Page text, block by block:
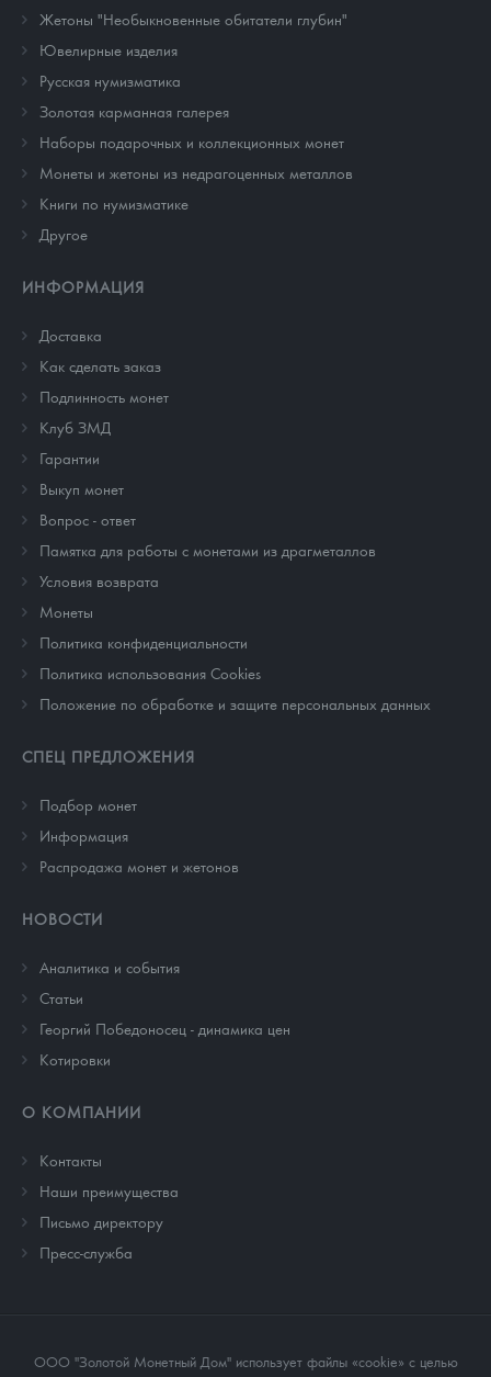
Жетоны "Необыкновенные обитатели глубин"
Ювелирные изделия
Русская нумизматика
Золотая карманная галерея
Наборы подарочных и коллекционных монет
Монеты и жетоны из недрагоценных металлов
Книги по нумизматике
Другое
ИНФОРМАЦИЯ
Доставка
Как сделать заказ
Подлинность монет
Клуб ЗМД
Гарантии
Выкуп монет
Вопрос - ответ
Памятка для работы с монетами из драгметаллов
Условия возврата
Монеты
Политика конфиденциальности
Политика использования Cookies
Положение по обработке и защите персональных данных
СПЕЦ ПРЕДЛОЖЕНИЯ
Подбор монет
Информация
Распродажа монет и жетонов
НОВОСТИ
Аналитика и события
Cтатьи
Георгий Победоносец - динамика цен
Котировки
О КОМПАНИИ
Контакты
Наши преимущества
Письмо директору
Пресс-служба
ООО "Золотой Монетный Дом" использует файлы «cookie» с целью